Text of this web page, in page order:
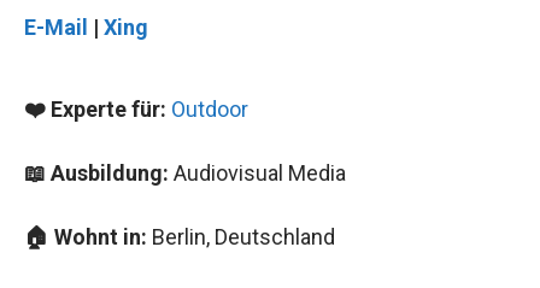
E-Mail | Xing
❤️ Experte für: Outdoor
📖 Ausbildung: Audiovisual Media
🏠 Wohnt in: Berlin, Deutschland